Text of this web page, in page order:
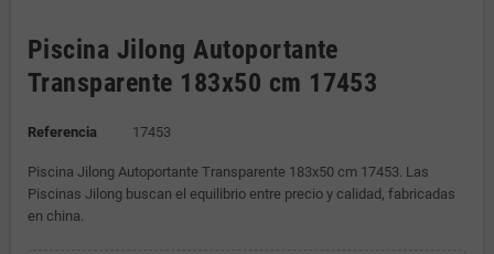
Piscina Jilong Autoportante
Transparente 183x50 cm 17453
Referencia 17453
Piscina Jilong Autoportante Transparente 183x50 cm 17453. Las
Piscinas Jilong buscan el equilibrio entre precio y calidad, fabricadas
en china.